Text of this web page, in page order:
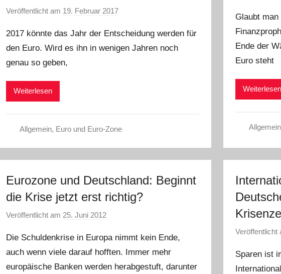
Veröffentlicht am 19. Februar 2017v
n
C
2017 könnte das Jahr der Entscheidung werden für
den Euro. Wird es ihn in wenigen Jahren noch
genau so geben,
Weiterlesen
Allgemein, Euro und Euro-Zone
Glaubt man
Ende der
Euro steht
Weiterlesen
Allgemein
Eurozone und Deutschland: Beginnt
die Krise jetzt erst richtig?
Veröffentlicht am 25. Juni 2012v
n
L
a
Die Schuldenkrise in Europa nimmt kein Ende,
auch wenn viele darauf hofften. Immer mehr
europäische Banken werden herabgestuft, darunter
Veröffentlicht
Sparen ist